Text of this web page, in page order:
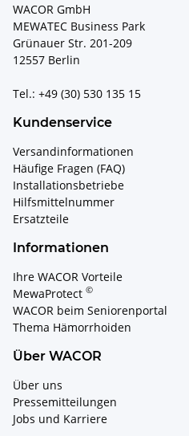
WACOR GmbH
MEWATEC Business Park
Grünauer Str. 201-209
12557 Berlin
Tel.: +49 (30) 530 135 15
Kundenservice
Versandinformationen
Häufige Fragen (FAQ)
Installationsbetriebe
Hilfsmittelnummer
Ersatzteile
Informationen
Ihre WACOR Vorteile
MewaProtect ©
WACOR beim Seniorenportal
Thema Hämorrhoiden
Über WACOR
Über uns
Pressemitteilungen
Jobs und Karriere